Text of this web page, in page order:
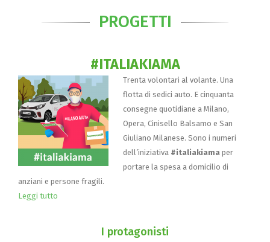
PROGETTI
#ITALIAKIAMA
Trenta volontari al volante. Una
flotta di sedici auto. E cinquanta
consegne quotidiane a Milano,
Opera, Cinisello Balsamo e San
Giuliano Milanese. Sono i numeri
dell’iniziativa #italiakiama per
portare la spesa a domicilio di
anziani e persone fragili.
Leggi tutto
I protagonisti